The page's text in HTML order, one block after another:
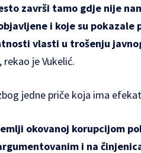
završi tamo gdje nije
i koje su
vlasti u trošenju
, rekao je Vukelić.
jedne priče koja ima
okovanoj korupcijom
i na